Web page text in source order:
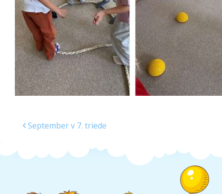
Kontakt
Ochrana osobných
údajov – GDPR
Vzdelávanie
zamestnancov
September v 7. triede